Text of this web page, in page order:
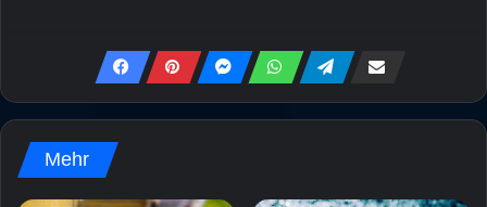
Mehr